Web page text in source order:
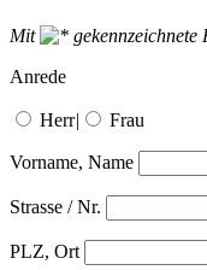
Mit
Anrede
Herr| Frau
Vorname, Name
Strasse / Nr.
PLZ, Ort